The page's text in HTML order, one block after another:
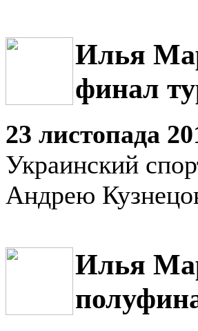
Илья
финал
23 листопада
Украинский
Андрею
Илья